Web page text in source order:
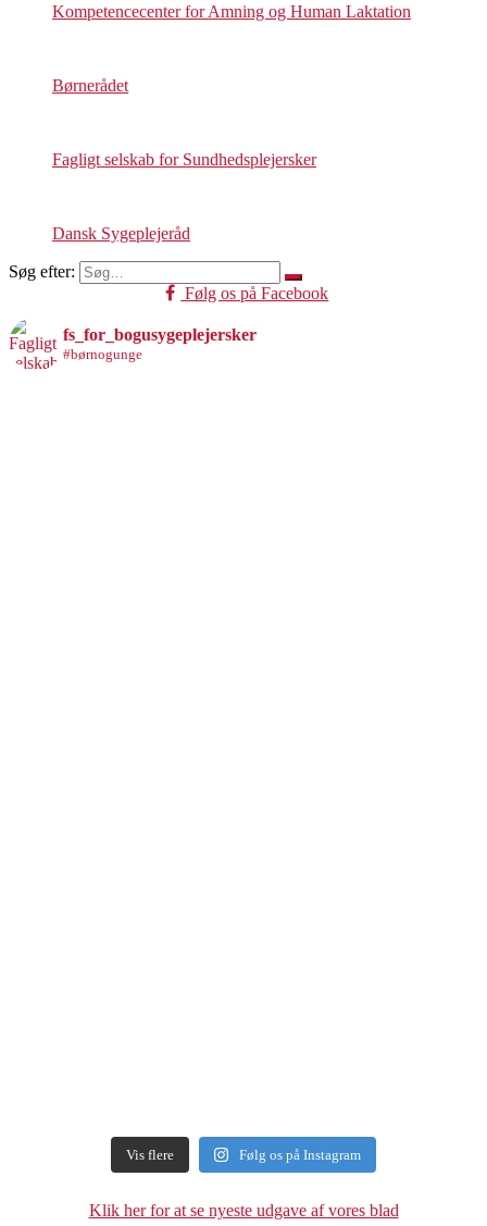
Kompetencecenter for Amning og Human Laktation
Børnerådet
Fagligt selskab for Sundhedsplejersker
Dansk Sygeplejeråd
Søg efter:
Følg os på Facebook
fs_for_bogusygeplejersker
#børnogunge
Vis flere Følg os på Instagram
Klik her for at se nyeste udgave af vores blad